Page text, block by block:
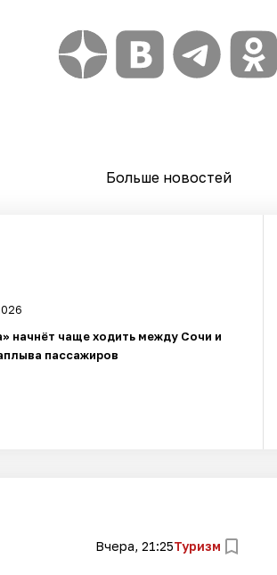
Больше новостей
начнёт чаще ходить между Сочи и
пассажиров
Вчера, 21:25Туризм